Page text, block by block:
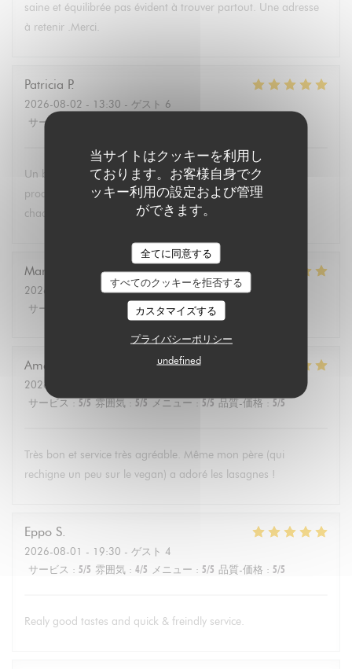
当サイトはクッキーを利用し
ております。お客様自身でク
ッキー利用の設定および管理
ができます。
全てに同意する
すべてのクッキーを拒否する
カスタマイズする
プライバシーポリシー
undefined
saine et équilibrée pas évident à trouver partout. Une adresse
à retenir .Merci.
Patricia P
2026-08-02 - 13:30 - ゲスト 6
サービス
Un brunch dominical excellent avec un buffet de qualité de
produits végétariens et bio. Tous les convives se régalent à
chaque fois.
Marie Christine D
2026-08-02
- 13:30 - ゲスト 2
サービス
4/5 メニュー: 5 /5
Amélie
2026-08-01
サービス: 5/5 雰囲気: 5/5 メニュー: 5/5 品質-価格: 5/5
Très bon et service très agréable. Même mon père (qui
rechigne un peu sur le vegan) a adoré les lasagnes !
Eppo S
2026-08-01 - 19:30 - ゲスト 4
サービス : 5/5 雰囲気 : 4/5 メニュー : 5/5 品質-価格 : 5/5
Realy good tastes and quick & freindly service.